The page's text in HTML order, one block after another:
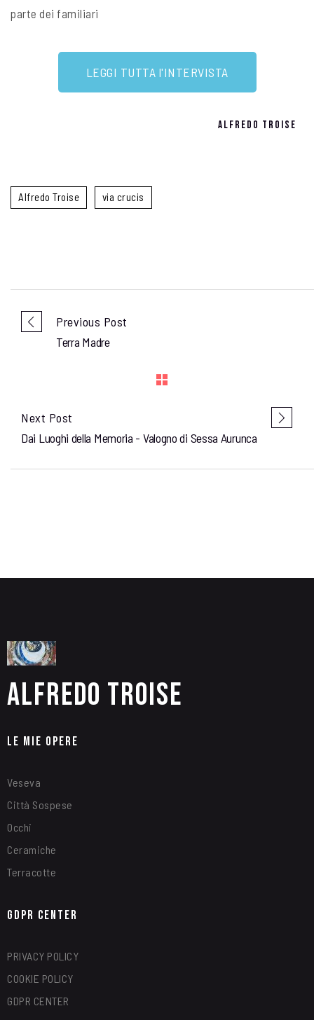
parte dei familiari
LEGGI TUTTA l'INTERVISTA
Alfredo Troise
Alfredo Troise via crucis
Previous Post
Terra Madre
Next Post
Dai Luoghi della Memoria - Valogno di Sessa Aurunca
Alfredo Troise
Le Mie Opere
Veseva
Città Sospese
Occhi
Ceramiche
Terracotte
GDPR Center
PRIVACY POLICY
COOKIE POLICY
GDPR CENTER